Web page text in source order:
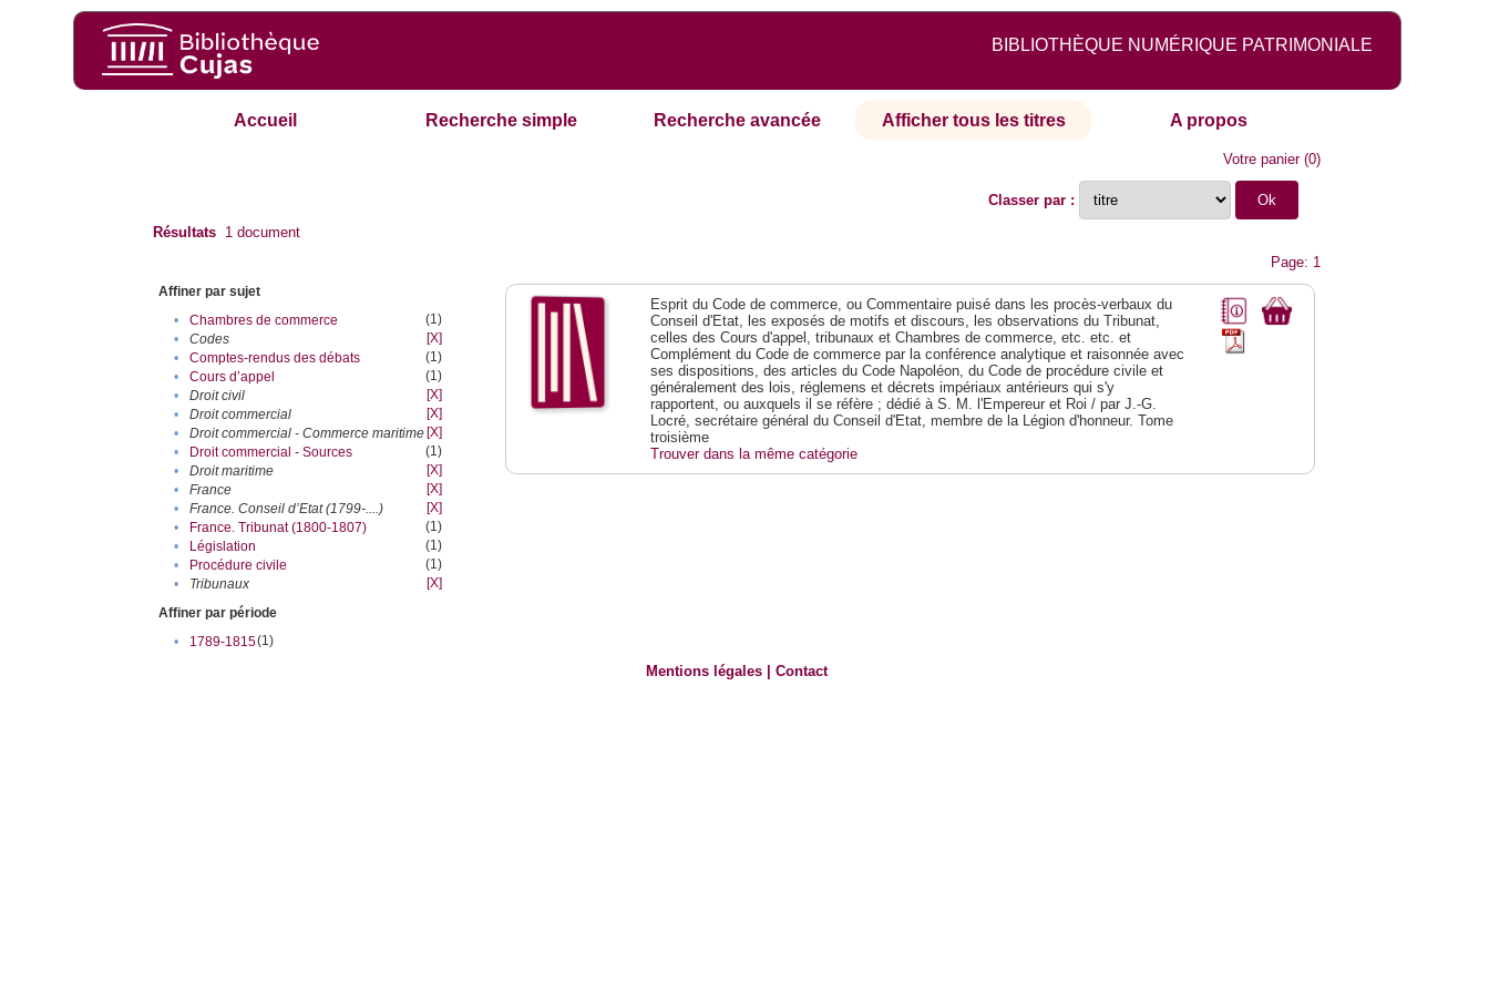
BIBLIOTHÈQUE NUMÉRIQUE PATRIMONIALE
Accueil Recherche simple Recherche avancée Afficher tous les titres A propos
Votre panier(0)
Classer par :
Résultats 1 document
Page: 1
Affiner par sujet
•
Chambres de commerce
(1)
•
Codes
[X]
•
Comptes-rendus des débats
(1)
•
Cours d’appel
(1)
•
Droit civil
[X]
•
Droit commercial
[X]
•
Droit commercial - Commerce maritime [X]
•
Droit commercial - Sources
(1)
•
Droit maritime
[X]
•
France
[X]
•
France. Conseil d’Etat (1799-....)
[X]
•
France. Tribunat (1800-1807)
(1)
•
Législation
(1)
•
Procédure civile
(1)
•
Tribunaux
[X]
Affiner par période
•
1789-1815(1)
Esprit du Code de commerce, ou Commentaire puisé dans les procès-verbaux du
Conseil d'Etat, les exposés de motifs et discours, les observations du Tribunat,
celles des Cours d'appel, tribunaux et Chambres de commerce, etc. etc. et
Complément du Code de commerce par la conférence analytique et raisonnée avec
ses dispositions, des articles du Code Napoléon, du Code de procédure civile et
généralement des lois, réglemens et décrets impériaux antérieurs qui s'y
rapportent, ou auxquels il se réfère ; dédié à S. M. l'Empereur et Roi / par J.-G.
Locré, secrétaire général du Conseil d'Etat, membre de la Légion d'honneur. Tome
troisième
Trouver dans la même catégorie
Mentions légales |Contact